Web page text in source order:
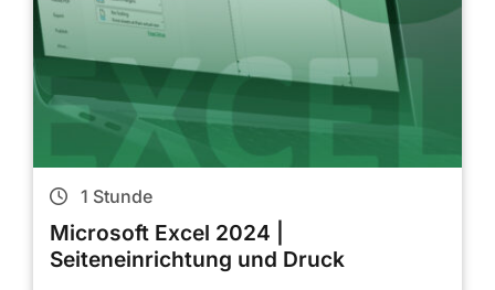
1 Stunde
Microsoft Excel 2024 |
Seiteneinrichtung und Druck